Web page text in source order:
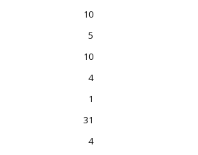
10
5
10
4
1
31
4